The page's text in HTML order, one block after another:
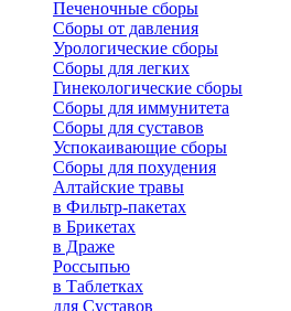
Печеночные сборы
Сборы от давления
Урологические сборы
Сборы для легких
Гинекологические сборы
Сборы для иммунитета
Сборы для суставов
Успокаивающие сборы
Сборы для похудения
Алтайские травы
в Фильтр-пакетах
в Брикетах
в Драже
Россыпью
в Таблетках
для Cуставов